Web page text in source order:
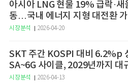
아시아 LNG 현물 19% 급락·새
동…국내 에너지 지형 대전환
시장분석 2026-04-20
SKT 주간 KOSPI 대비 6.2%p
SA~6G 사이클, 2029년까지 대
예고
시장분석 2026-04-13